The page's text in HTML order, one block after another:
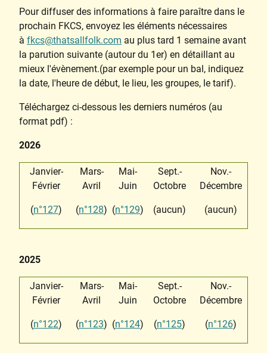
Pour diffuser des informations à faire paraître dans le
prochain FKCS, envoyez les éléments nécessaires
à fkcs@thatsallfolk.com au plus tard 1 semaine avant
la parution suivante (autour du 1er) en détaillant au
mieux l'évènement.(par exemple pour un bal, indiquez
la date, l'heure de début, le lieu, les groupes, le tarif).
Téléchargez ci-dessous les derniers numéros (au
format pdf) :
2026
Janvier-
Février
(n°127)
Mars-
Avril
(n°128)
Mai-
Juin
(n°129)
Sept.-
Octobre
(aucun)
Nov.-
Décembre
(aucun)
2025
Janvier-
Février
(n°122)
Mars-
Avril
(n°123)
Mai-
Juin
(n°124)
Sept.-
Octobre
(n°125)
Nov.-
Décembre
(n°126)